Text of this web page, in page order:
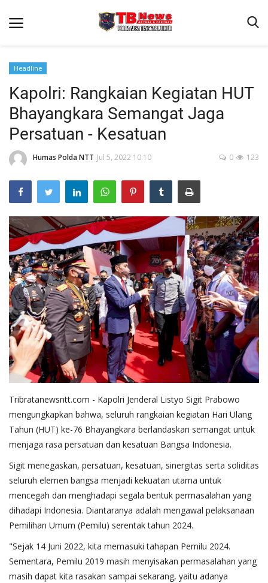
Beranda
Binkam
Terms & Conditions
Reskrim
Lantas
Polisi Kita
Mitra Polisi
Giat Ops
Link Polda NTT
Headline
Kapolri: Rangkaian Kegiatan HUT
Bhayangkara Semangat Jaga
Persatuan - Kesatuan
Humas Polda NTT Jul 5, 2022 10:10 123
0
Tribratanewsntt.com - Kapolri Jenderal Listyo Sigit Prabowo
mengungkapkan bahwa, seluruh rangkaian kegiatan Hari Ulang
Tahun (HUT) ke-76 Bhayangkara berlandaskan semangat untuk
menjaga rasa persatuan dan kesatuan Bangsa Indonesia.
Sigit menegaskan, persatuan, kesatuan, sinergitas serta soliditas
seluruh elemen bangsa menjadi kekuatan utama untuk
mencegah dan menghadapi segala bentuk permasalahan yang
dihadapi Indonesia. Diantaranya adalah mengawal pelaksanaan
Pemilihan Umum (Pemilu) serentak tahun 2024.
"Sejak 14 Juni 2022, kita memasuki tahapan Pemilu 2024.
Sementara, Pemilu 2019 masih menyisakan permasalahan yang
masih dapat kita rasakan sampai sekarang, yaitu adanya